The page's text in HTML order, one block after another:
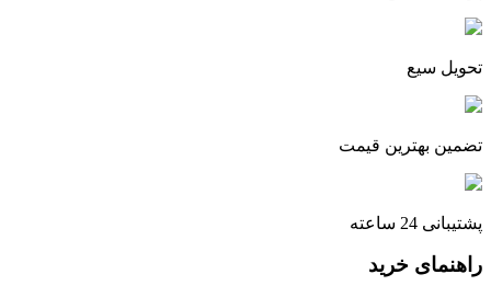
تحویل سیع
تضمین بهترین قیمت
پشتیبانی 24 ساعته
راهنمای خرید